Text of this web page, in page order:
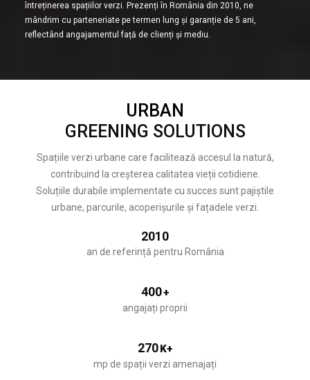
întreținerea spațiilor verzi. Prezenți în România din 2010, ne
mândrim cu parteneriate pe termen lung și garanție de 5 ani,
reflectând angajamentul față de clienți și mediu.
URBAN
GREENING SOLUTIONS
Spațiile verzi urbane care facilitează accesul la natură,
contribuind la creșterea calitatea vieții cotidiene.
Soluțiile durabile implementate cu succes sunt pajiștile
urbane, parcurile, acoperișurile și fațadele verzi.
2010
an de referință pentru România
400+
angajați proprii
270K+
mp de spații verzi amenajați